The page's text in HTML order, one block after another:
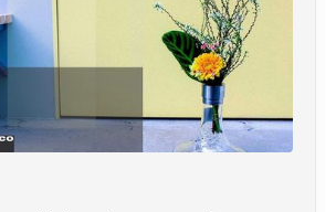
ヒト×シーシャ」はもちろん
など様々な『ツナガル』を創出
韓国風カフェをイメージした"ス
けど何処か温かみのある空間"で
提供致します。